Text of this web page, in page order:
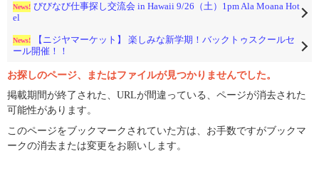
News! びびなび仕事探し交流会 in Hawaii 9/26（土）1pm Ala Moana Hot
el
News!
【ニジヤマーケット】 楽しみな新学期！バックトゥスクールセ
ール開催！！
お探しのページ、またはファイルが見つかりませんでした。
掲載期間が終了された、URLが間違っている、ページが消去された
可能性があります。
このページをブックマークされていた方は、お手数ですがブックマ
ークの消去または変更をお願いします。